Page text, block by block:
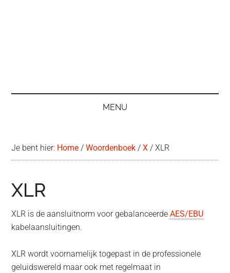
MENU
Je bent hier: Home / Woordenboek / X / XLR
XLR
XLR is de aansluitnorm voor gebalanceerdeAES/EBU
kabelaansluitingen.
XLR wordt voornamelijk togepast in de professionele
geluidswereld maar ook met regelmaat in